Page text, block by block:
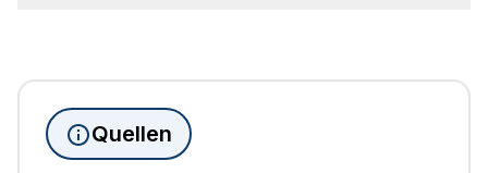
Immobilien, die sich in Groß Lindow befinden,
wird die Grundsteuererklärung auf Basis des
Bodenrichtwerts des entsprechenden Jahres
Quellen